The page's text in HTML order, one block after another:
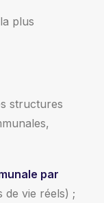
plus
structures
par
de vie réels) ;